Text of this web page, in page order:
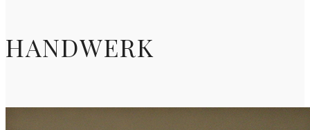
HANDWERK